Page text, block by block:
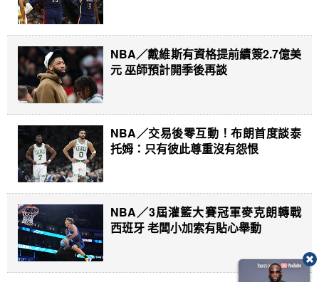
NBA／戴維斯有資格提前續簽2.7億美
元 巫師預計開季後再談
NBA／交易後零互動！布朗首度談泰
托姆：只有彼此尊重沒有怨恨
NBA／3屆灌籃大賽冠軍麥克朗轉戰
西班牙 老闆小加索有貼心舉動